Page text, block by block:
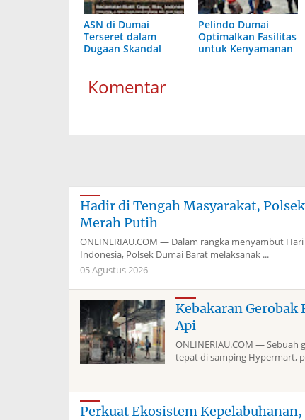
ASN di Dumai
Terseret dalam
Dugaan Skandal
KSO, Integritas
Dipertaruhkan
Pelindo Dumai
Optimalkan Fasilitas
untuk Kenyamanan
Arus Balik
Komentar
Hadir di Tengah Masyarakat,
Merah Putih
ONLINERIAU.COM — Dalam rangka menyambut
Indonesia, Polsek Dumai Barat melaksanak ...
05 Agustus 2026
Kebakaran Gerobak
Api
ONLINERIAU.COM — Sebuah
tepat di samping Hypermart,
Perkuat Ekosistem